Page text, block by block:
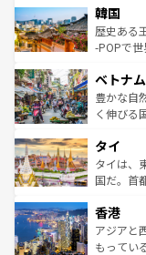
ワイを、存分に
はコンテ
いる。ア
ビング、
い。オー
参照して
ン）、静
と山間の
驚きをも
容にもい
照してほ
韓国
歴史ある
-POPで
き、地方
できる。
まで、さ
リティに
覧を参照
ベトナム
豊かな自
く伸びる
急速な発
ーチミン
醸し出し
とつ。フ
ひ現地で
が旅行者
タイ
タイは、
国だ。首
の活気が
帯で自然
いビーチ
香港
アジアと
もってい